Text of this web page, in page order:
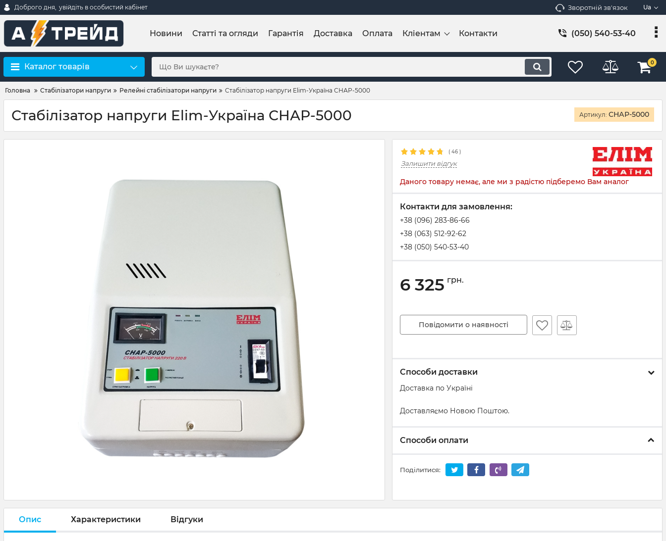
Доброго дня, увійдіть в особистий кабінет Зворотній зв'язок Ua
Новини Статті та огляди Гарантія Доставка Оплата Кліентам Контакти (050) 540-53-40
Каталог товарів 0
Головна Стабілізатори напруги Релейні стабілізатори напруги Стабілізатор напруги Elim-Україна СНАР-5000
Стабілізатор напруги Elim-Україна СНАР-5000 Артикул: СНАР-5000
( 46 )
Залишити відгук
Даного товару немає, але ми з радістю підберемо Вам аналог
Контакти для замовлення:
+38 (096) 283-86-66
+38 (063) 512-92-62
+38 (050) 540-53-40
6 325 грн.
Повідомити о наявності
Способи доставки
Доставка по Україні
Доставляємо Новою Поштою.
Способи оплати
Поділитися:
Опис Характеристики Відгуки